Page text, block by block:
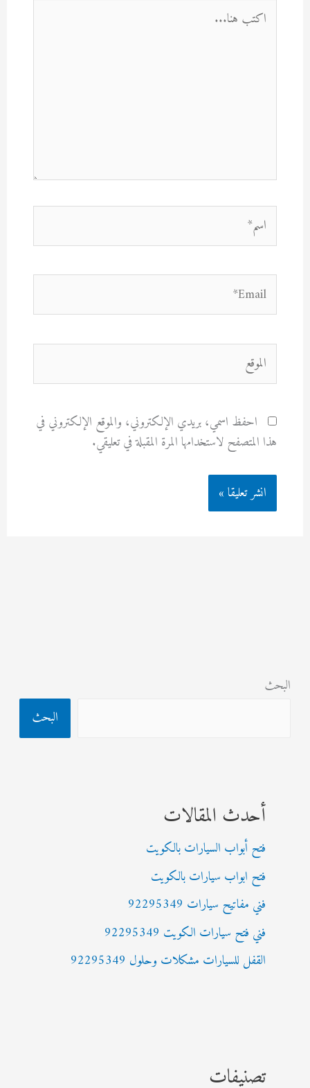
اكتب
هنا...
اسم*
Email*
الموقع
احفظ اسمي، بريدي الإلكتروني، والموقع الإلكتروني في
هذا المتصفح لاستخدامها المرة المقبلة في تعليقي.
البحث
البحث
أحدث المقالات
فتح أبواب السيارات بالكويت
فتح ابواب سيارات بالكويت
فني مفاتيح سيارات 92295349
فني فتح سيارات الكويت 92295349
القفل للسيارات مشكلات وحلول 92295349
تصنيفات